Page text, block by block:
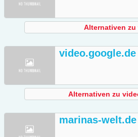
Alternativen zu
video.google.de
Alternativen zu
marinas-welt.de